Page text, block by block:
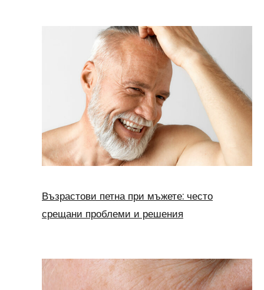
Възрастови петна при мъжете: често
срещани проблеми и решения